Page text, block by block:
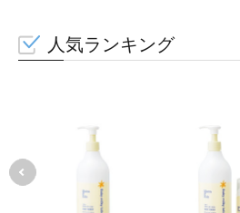
人気ランキング